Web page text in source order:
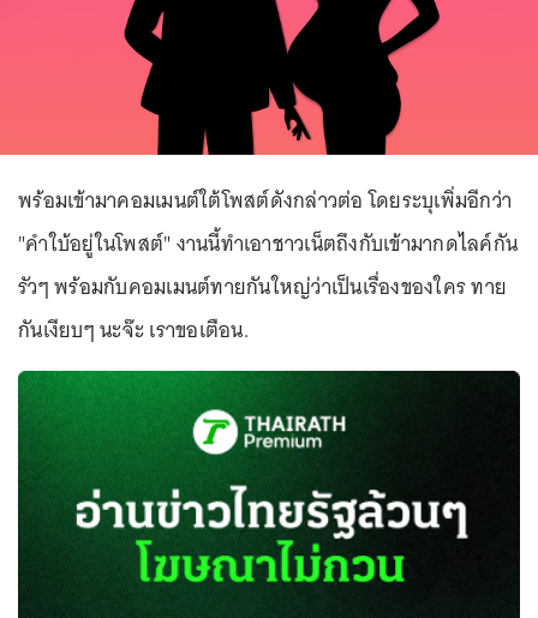
พร้อมเข้ามาคอมเมนต์ใต้โพสต์ดังกล่าวต่อ โดยระบุเพิ่มอีกว่า
"คำใบ้อยู่ในโพสต์" งานนี้ทำเอาชาวเน็ตถึงกับเข้ามากดไลค์กัน
รัวๆ พร้อมกับคอมเมนต์ทายกันใหญ่ว่าเป็นเรื่องของใคร ทาย
กันเงียบๆ นะจ๊ะ เราขอเตือน.